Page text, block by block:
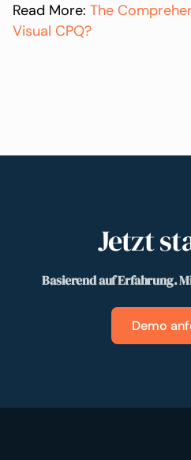
Read More: The
Visual CPQ?
Jetzt
Basierend auf Erfahrung.
Demo